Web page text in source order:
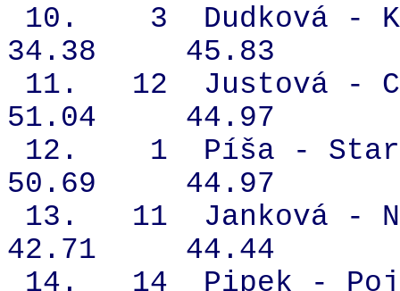
10.
3
Dudková -
34.38
45.83
11.
12
Justová -
51.04
44.97
12.
1
Píša -
50.69
44.97
13.
11
Janková -
42.71
44.44
14.
14
Pipek -